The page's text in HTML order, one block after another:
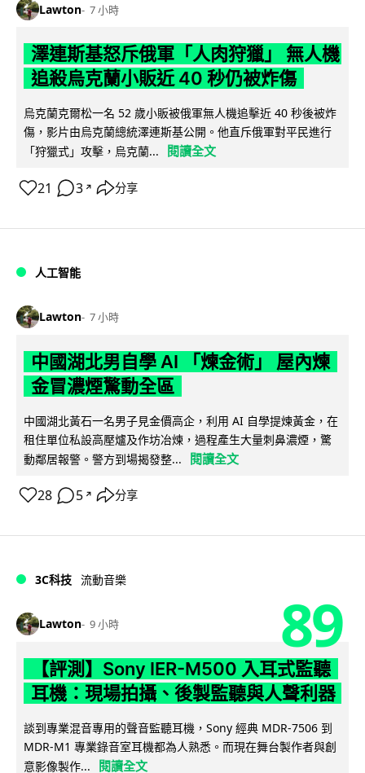
Lawton 7 小時
澤連斯基怒斥俄軍「人肉狩獵」 無人機
追殺烏克蘭小販近 40 秒仍被炸傷
烏克蘭克爾松一名 52 歲小販被俄軍無人機追擊近 40 秒後被炸
傷，影片由烏克蘭總統澤連斯基公開。他直斥俄軍對平民進行
「狩獵式」攻擊，烏克蘭...
閱讀全文
21 3 ↗ 分享
人工智能
Lawton 7 小時
中國湖北男自學 AI 「煉金術」 屋內煉
金冒濃煙驚動全區
中國湖北黃石一名男子見金價高企，利用 AI 自學提煉黃金，在
租住單位私設高壓爐及作坊冶煉，過程產生大量刺鼻濃煙，驚
動鄰居報警。警方到場揭發整...
閱讀全文
28 5 ↗ 分享
3C科技 流動音樂
Lawton 9 小時 89
【評測】Sony IER-M500 入耳式監聽
耳機：現場拍攝、後製監聽與人聲利器
談到專業混音專用的聲音監聽耳機，Sony 經典 MDR-7506 到
MDR-M1 專業錄音室耳機都為人熟悉。而現在舞台製作者與創
意影像製作...
閱讀全文